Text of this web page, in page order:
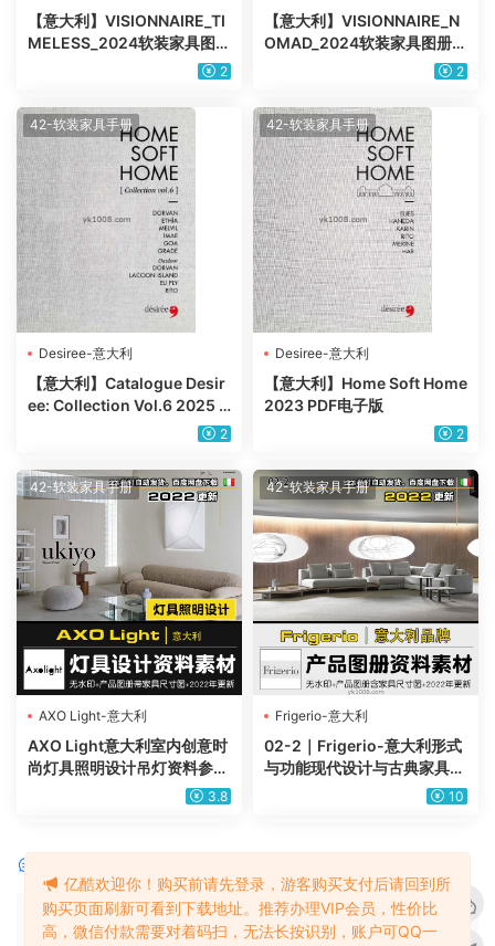
【意大利】VISIONNAIRE_TI
MELESS_2024软装家具图册
2
【意大利】VISIONNAIRE_N
OMAD_2024软装家具图册p
2
42-软装家具手册
Desiree-意大利
【意大利】Catalogue Desir
ee: Collection Vol.6 2025 P
2
42-软装家具手册
Desiree-意大利
【意大利】Home Soft Home
2023 PDF电子版
2
42-软装家具手册
AXO Light-意大利
AXO Light意大利室内创意时
尚灯具照明设计吊灯资料参考
3.8
42-软装家具手册
Frigerio-意大利
02-2｜Frigerio-意大利形式
与功能现代设计与古典家具产
品图册带尺寸图PDF+JPG 10
请先登录
亿酷欢迎你！购买前请先登录，游客购买支付后请回到所
购买页面刷新可看到下载地址。推荐办理VIP会员，性价比
高，微信付款需要对着码扫，无法长按识别，账户可QQ一